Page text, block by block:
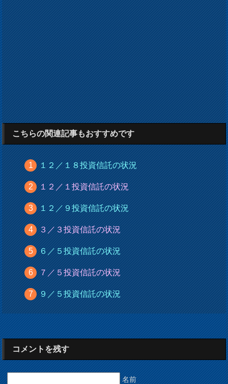
こちらの関連記事もおすすめです
１２／１８投資信託の状況
１２／１投資信託の状況
１２／９投資信託の状況
３／３投資信託の状況
６／５投資信託の状況
７／５投資信託の状況
９／５投資信託の状況
コメントを残す
名前